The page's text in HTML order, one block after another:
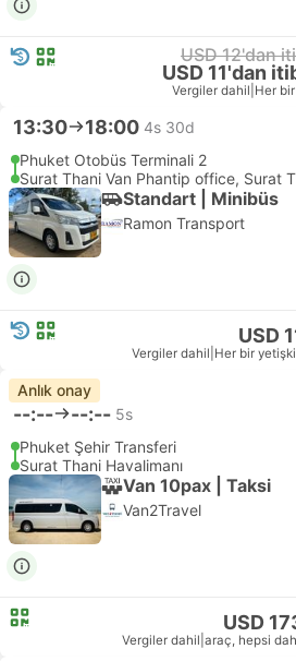
USD 12'dan
USD 11'dan
Vergiler dahil Her
13:30 18:00 4s 30d
Phuket Otobüs Terminali 2
Surat Thani Van Phantip office, Surat
Standart | Minibüs
Ramon Transport
USD
Vergiler dahil Her bir
Anlık onay
--:-- --:-- 5s
Phuket Şehir Transferi
Surat Thani Havalimanı
Van 10pax | Taksi
Van2Travel
USD
Vergiler dahil araç, hepsi